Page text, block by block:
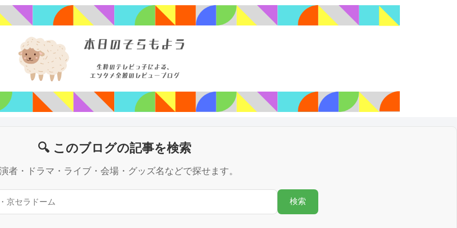
🔍 このブログの記事を検索
者・ドラマ・ライブ・会場・グッズ名などで探せます。
検索